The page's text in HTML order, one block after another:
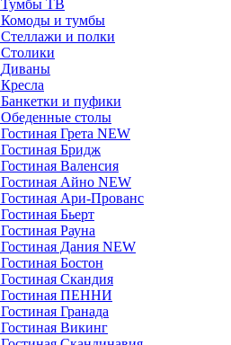
Вытяжки для кухни ELIKOR
Кухонные мойки и смесители
Буфеты и витрины
Тумбы ТВ
Комоды и тумбы
Стеллажи и полки
Столики
Диваны
Кресла
Банкетки и пуфики
Обеденные столы
Гостиная Грета NEW
Гостиная Бридж
Гостиная Валенсия